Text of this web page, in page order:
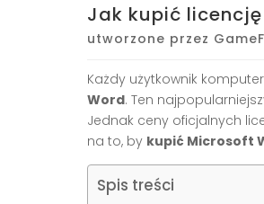
Jak kupić
utworzone przez
Każdy użytkownik
Word. Ten
Jednak ceny oficjalnych
na to, by kupić Microsoft
Spis treści